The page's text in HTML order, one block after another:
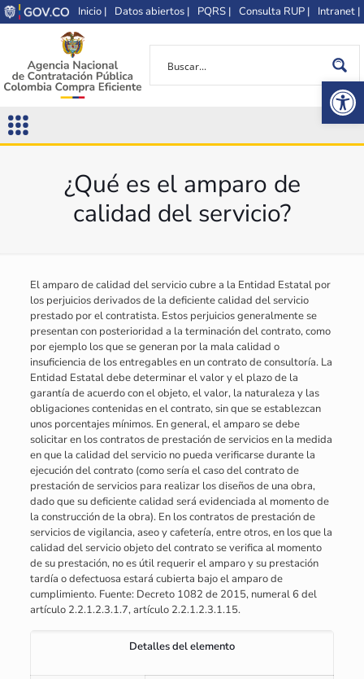
Inicio | Datos abiertos | PQRS | Consulta RUP | Intranet |
¿Qué es el amparo de
calidad del servicio?
El amparo de calidad del servicio cubre a la Entidad Estatal por
los perjuicios derivados de la deficiente calidad del servicio
prestado por el contratista. Estos perjuicios generalmente se
presentan con posterioridad a la terminación del contrato, como
por ejemplo los que se generan por la mala calidad o
insuficiencia de los entregables en un contrato de consultoría. La
Entidad Estatal debe determinar el valor y el plazo de la
garantía de acuerdo con el objeto, el valor, la naturaleza y las
obligaciones contenidas en el contrato, sin que se establezcan
unos porcentajes mínimos. En general, el amparo se debe
solicitar en los contratos de prestación de servicios en la medida
en que la calidad del servicio no pueda verificarse durante la
ejecución del contrato (como sería el caso del contrato de
prestación de servicios para realizar los diseños de una obra,
dado que su deficiente calidad será evidenciada al momento de
la construcción de la obra). En los contratos de prestación de
servicios de vigilancia, aseo y cafetería, entre otros, en los que la
calidad del servicio objeto del contrato se verifica al momento
de su prestación, no es útil requerir el amparo y su prestación
tardía o defectuosa estará cubierta bajo el amparo de
cumplimiento. Fuente: Decreto 1082 de 2015, numeral 6 del
artículo 2.2.1.2.3.1.7, artículo 2.2.1.2.3.1.15.
Detalles del elemento